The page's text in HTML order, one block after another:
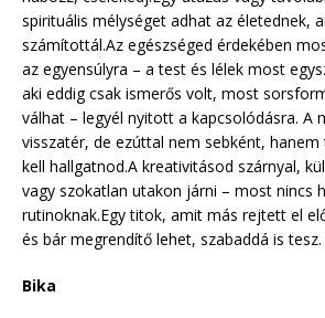
spirituális mélységet adhat az életednek,
számítottál.Az egészséged érdekében
az egyensúlyra – a test és lélek most
aki eddig csak ismerős volt, most
válhat – legyél nyitott a kapcsolódásra. A
visszatér, de ezúttal nem sebként,
kell hallgatnod.A kreativitásod szárnyal,
vagy szokatlan utakon járni – most nincs
rutinoknak.Egy titok, amit más rejtett el
és bár megrendítő lehet, szabaddá is tesz.
Bika